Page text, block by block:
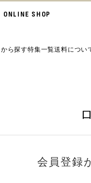
ONLINE SHOP
ら探す特集一覧送料につい
会員登録